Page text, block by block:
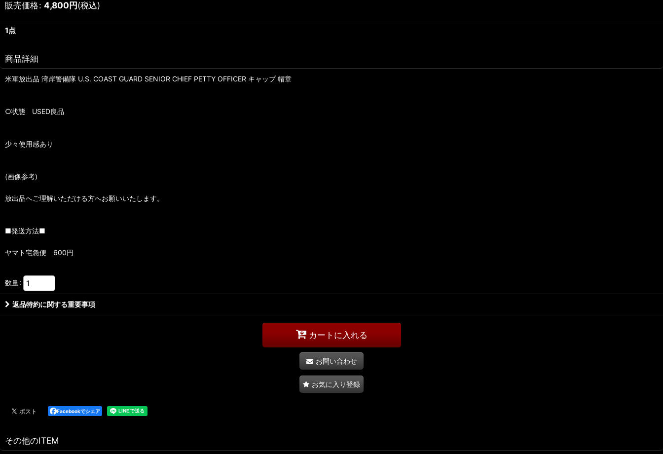
販売価格: 4,800円(税込)
1点
商品詳細
米軍放出品 湾岸警備隊 U.S. COAST GUARD SENIOR CHIEF PETTY OFFICER キャップ 帽章
○状態 USED良品
少々使用感あり
(画像参考)
放出品へご理解いただける方へお願いいたします。
■発送方法■
ヤマト宅急便 600円
数量:
返品特約に関する重要事項
カートに入れる
お問い合わせ
お気に入り登録
Facebookでシェア
その他のITEM